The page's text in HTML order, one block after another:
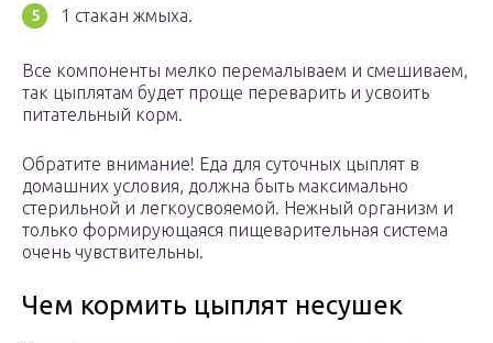
1 стакан жмыха.
Все компоненты мелко перемалываем и смешиваем,
так цыплятам будет проще переварить и усвоить
питательный корм.
Обратите внимание! Еда для суточных цыплят в
домашних условия, должна быть максимально
стерильной и легкоусвояемой. Нежный организм и
только формирующаяся пищеварительная система
очень чувствительны.
Чем кормить цыплят несушек